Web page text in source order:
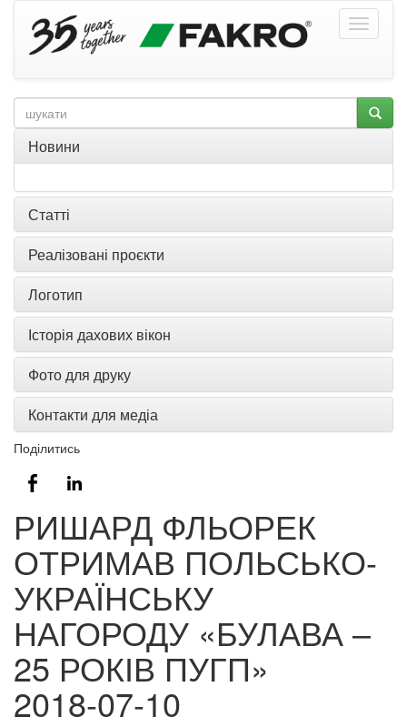
Новини
Статті
Реалізовані проєкти
Логотип
Історія дахових вікон
Фото для друку
Контакти для медіа
Поділитись
РИШАРД ФЛЬОРЕК
ОТРИМАВ ПОЛЬСЬКО-
УКРАЇНСЬКУ
НАГОРОДУ «БУЛАВА –
25 РОКІВ ПУГП»
2018-07-10